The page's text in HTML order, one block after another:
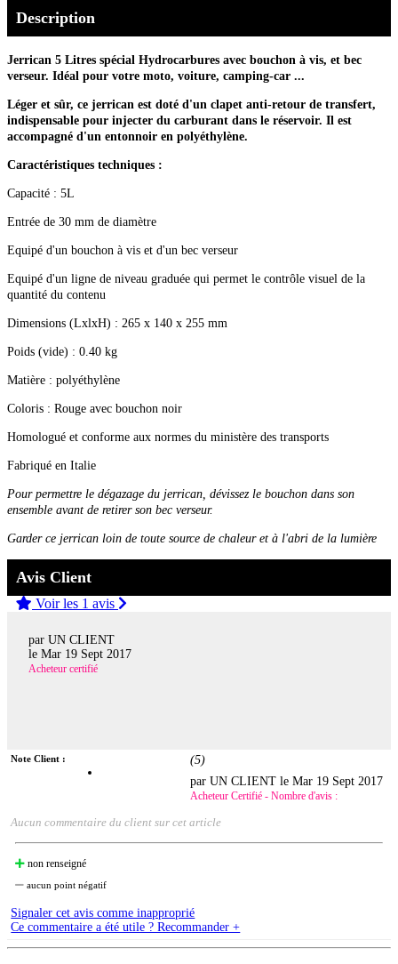
Description
Jerrican 5 Litres spécial Hydrocarbures avec bouchon à vis, et bec
verseur. Idéal pour votre moto, voiture, camping-car ...
Léger et sûr, ce jerrican est doté d'un clapet anti-retour de transfert,
indispensable pour injecter du carburant dans le réservoir. Il est
accompagné d'un entonnoir en polyéthylène.
Caractéristiques techniques :
Capacité : 5L
Entrée de 30 mm de diamètre
Equipé d'un bouchon à vis et d'un bec verseur
Equipé d'un ligne de niveau graduée qui permet le contrôle visuel de la
quantité du contenu
Dimensions (LxlxH) : 265 x 140 x 255 mm
Poids (vide) : 0.40 kg
Matière : polyéthylène
Coloris : Rouge avec bouchon noir
Homologué et conforme aux normes du ministère des transports
Fabriqué en Italie
Pour permettre le dégazage du jerrican, dévissez le bouchon dans son
ensemble avant de retirer son bec verseur.
Garder ce jerrican loin de toute source de chaleur et à l'abri de la lumière
Avis Client
Voir les 1 avis
par UN CLIENT
le Mar 19 Sept 2017
Acheteur certifié
Note Client : (5)
par UN CLIENT leMar 19 Sept 2017
Acheteur Certifié - Nombre d'avis :
Aucun commentaire du client sur cet article
non renseigné
aucun point négatif
Signaler cet avis comme inapproprié
Ce commentaire a été utile ? Recommander +